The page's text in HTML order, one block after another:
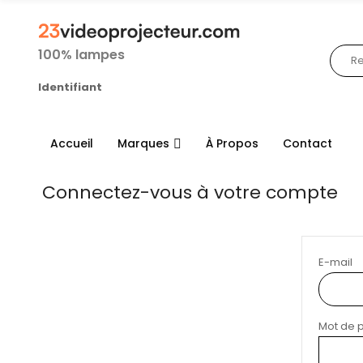
100% lampes
Identifiant
Accueil Marques À Propos Contact
Connectez-vous à votre compte
E-mail
Mot de